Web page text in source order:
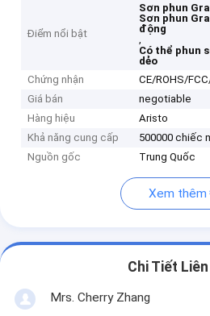
Điểm nổi bật
Sơn phun
Sơn phun
động
,
Có thể phun
dẻo
Chứng nhận
CE/ROHS/
Giá bán
negotiable
Hàng hiệu
Aristo
Khả năng cung cấp
500000 chiếc
Nguồn gốc
Trung Quốc
Xem thêm
Chi Tiết
Mrs. Cherry Zhang